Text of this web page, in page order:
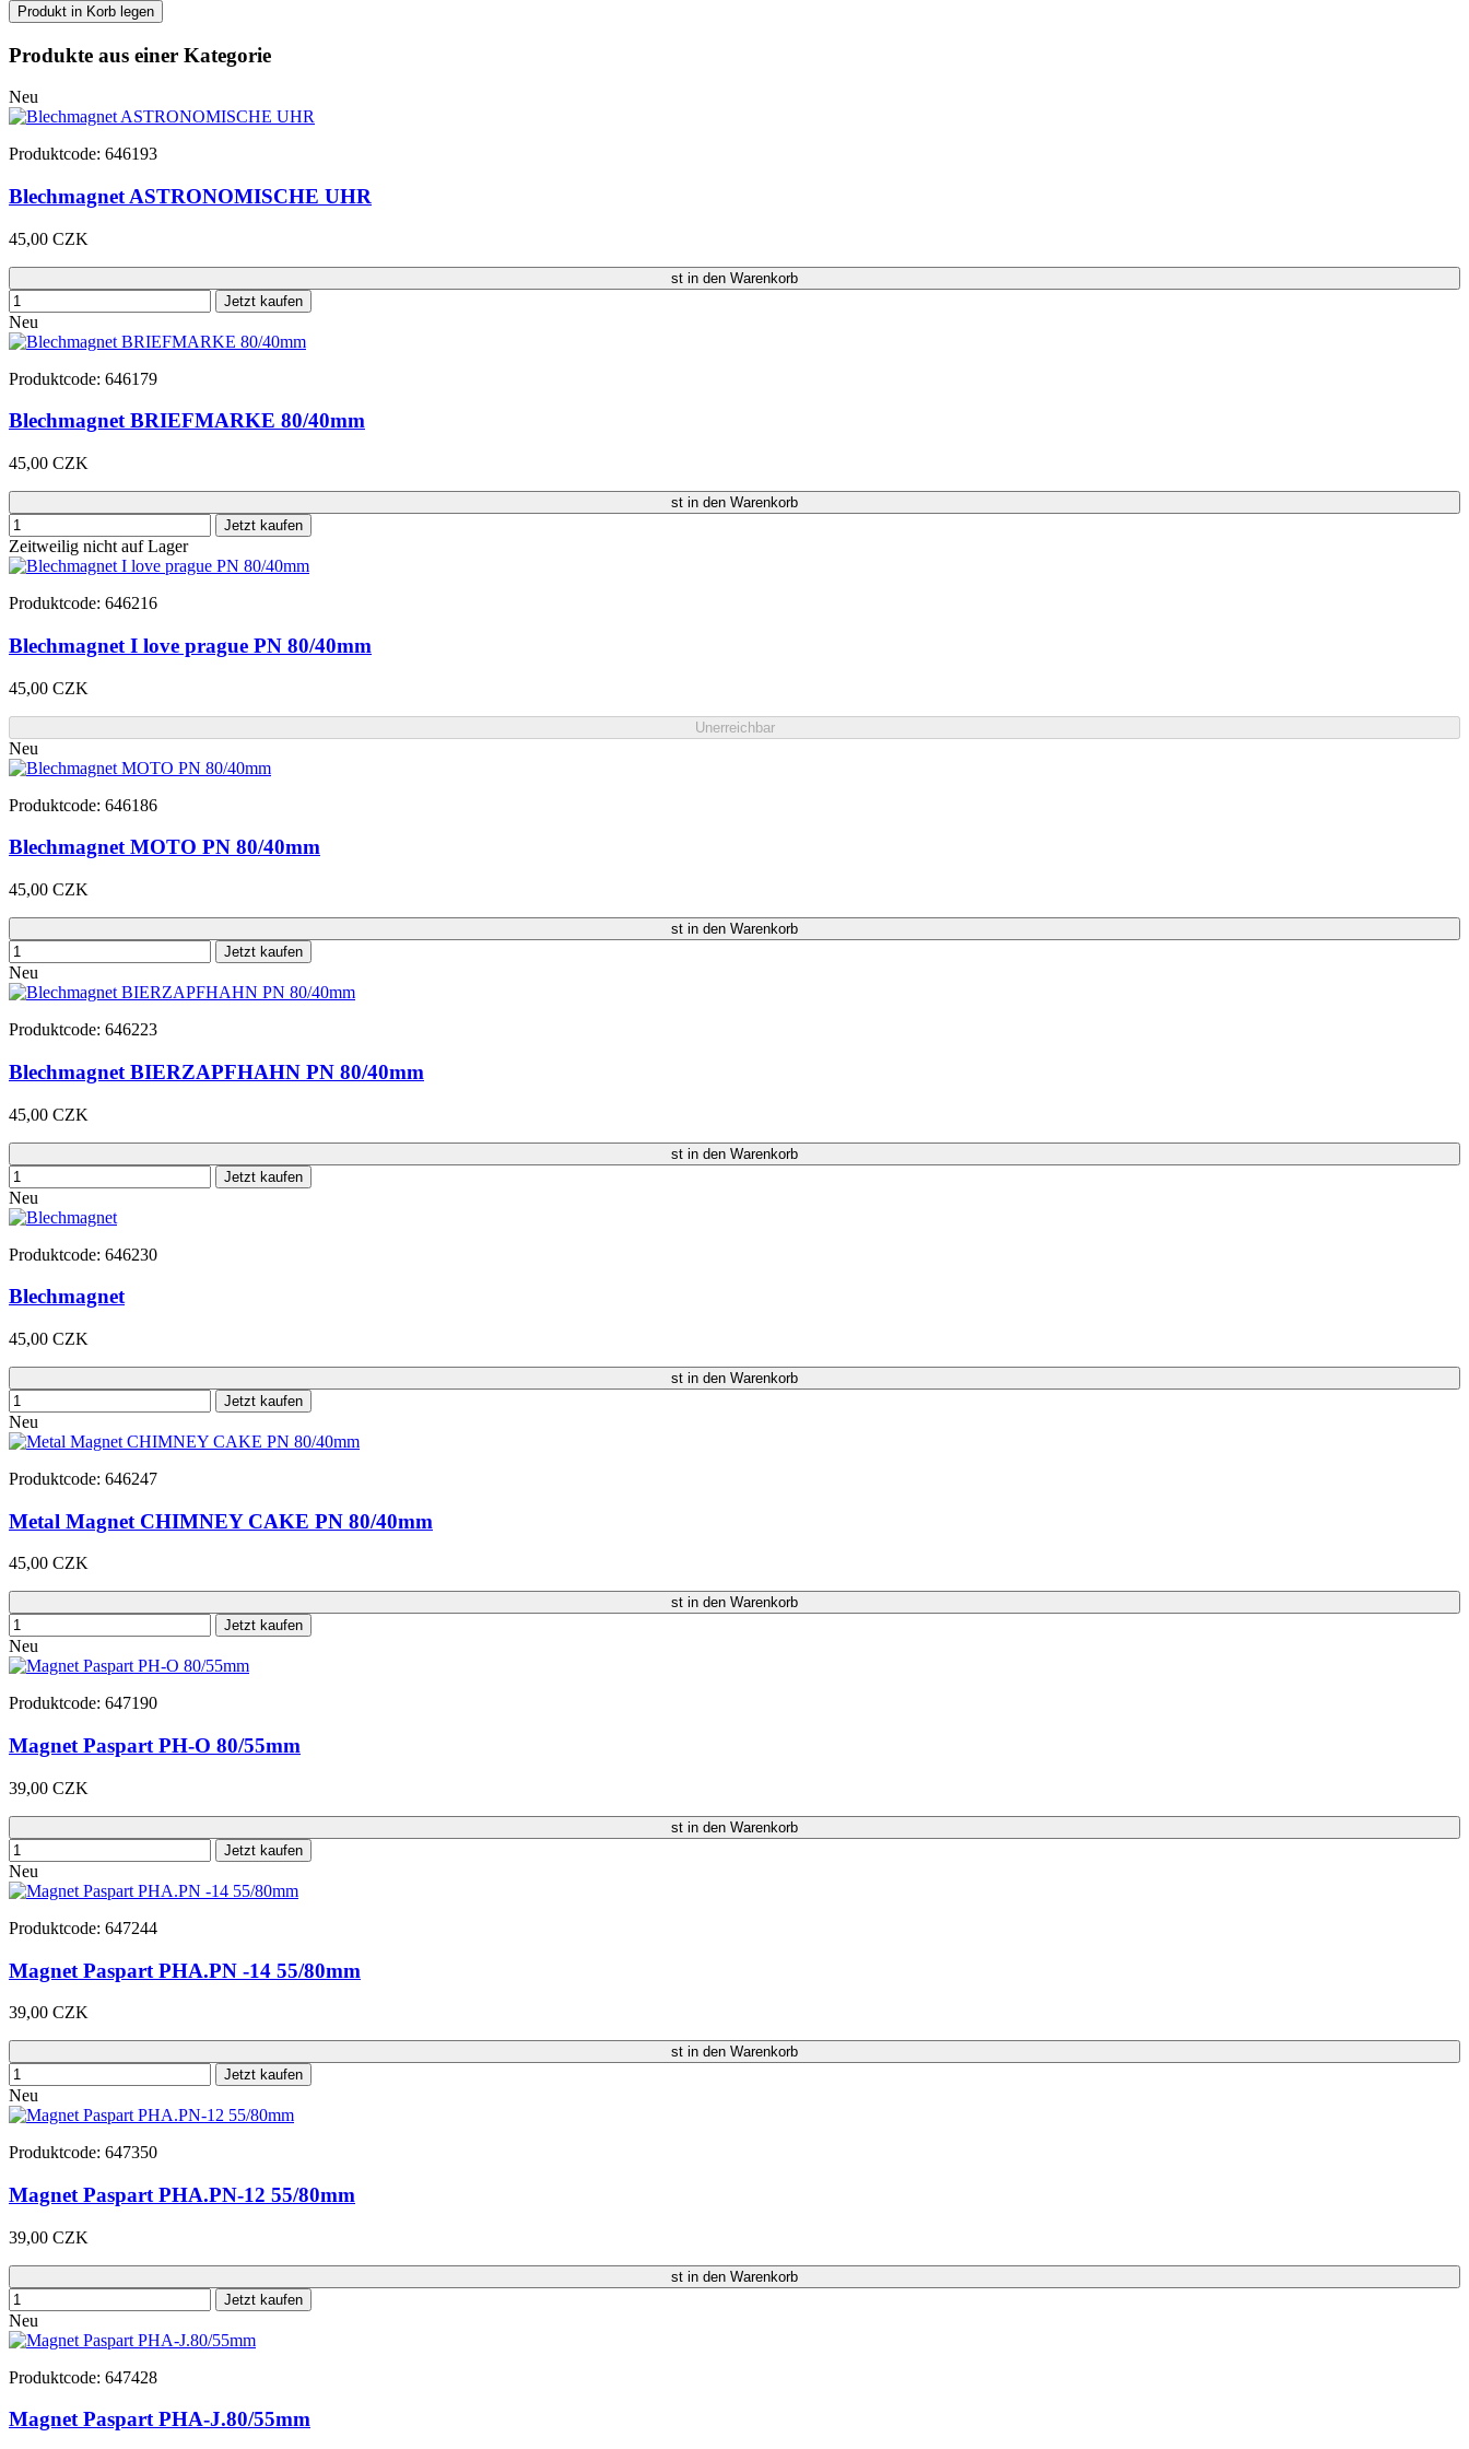
Produkt in Korb legen
Produkte aus einer Kategorie
Neu
Produktcode: 646193
Blechmagnet ASTRONOMISCHE UHR
45,00 CZK
st in den Warenkorb
Jetzt kaufen
Neu
Produktcode: 646179
Blechmagnet BRIEFMARKE 80/40mm
45,00 CZK
st in den Warenkorb
Jetzt kaufen
Zeitweilig nicht auf Lager
Produktcode: 646216
Blechmagnet I love prague PN 80/40mm
45,00 CZK
Unerreichbar
Neu
Produktcode: 646186
Blechmagnet MOTO PN 80/40mm
45,00 CZK
st in den Warenkorb
Jetzt kaufen
Neu
Produktcode: 646223
Blechmagnet BIERZAPFHAHN PN 80/40mm
45,00 CZK
st in den Warenkorb
Jetzt kaufen
Neu
Produktcode: 646230
Blechmagnet
45,00 CZK
st in den Warenkorb
Jetzt kaufen
Neu
Produktcode: 646247
Metal Magnet CHIMNEY CAKE PN 80/40mm
45,00 CZK
st in den Warenkorb
Jetzt kaufen
Neu
Produktcode: 647190
Magnet Paspart PH-O 80/55mm
39,00 CZK
st in den Warenkorb
Jetzt kaufen
Neu
Produktcode: 647244
Magnet Paspart PHA.PN -14 55/80mm
39,00 CZK
st in den Warenkorb
Jetzt kaufen
Neu
Produktcode: 647350
Magnet Paspart PHA.PN-12 55/80mm
39,00 CZK
st in den Warenkorb
Jetzt kaufen
Neu
Produktcode: 647428
Magnet Paspart PHA-J.80/55mm